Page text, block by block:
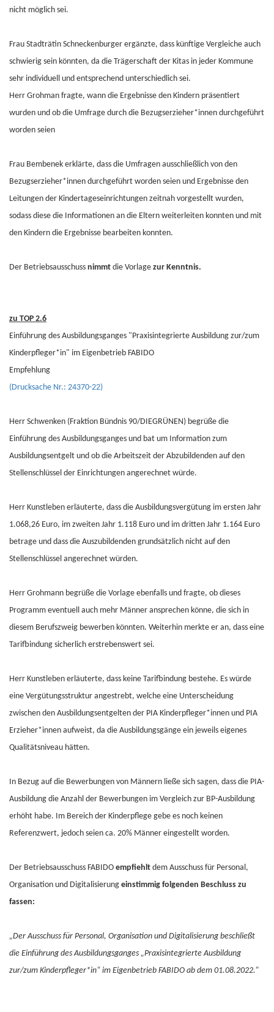
nicht möglich sei.
Frau Stadträtin Schneckenburger ergänzte, dass künftige Vergleiche auch
schwierig sein könnten, da die Trägerschaft der Kitas in jeder Kommune
sehr individuell und entsprechend unterschiedlich sei.
Herr Grohman fragte, wann die Ergebnisse den Kindern präsentiert
wurden und ob die Umfrage durch die Bezugserzieher*innen durchgeführt
worden seien
Frau Bembenek erklärte, dass die Umfragen ausschließlich von den
Bezugserzieher*innen durchgeführt worden seien und Ergebnisse den
Leitungen der Kindertageseinrichtungen zeitnah vorgestellt wurden,
sodass diese die Informationen an die Eltern weiterleiten konnten und mit
den Kindern die Ergebnisse bearbeiten konnten.
Der Betriebsausschuss nimmt die Vorlage zur Kenntnis.
zu TOP 2.6
Einführung des Ausbildungsganges "Praxisintegrierte Ausbildung zur/zum
Kinderpfleger*in" im Eigenbetrieb FABIDO
Empfehlung
(Drucksache Nr.: 24370-22)
Herr Schwenken (Fraktion Bündnis 90/DIEGRÜNEN) begrüße die
Einführung des Ausbildungsganges und bat um Information zum
Ausbildungsentgelt und ob die Arbeitszeit der Abzubildenden auf den
Stellenschlüssel der Einrichtungen angerechnet würde.
Herr Kunstleben erläuterte, dass die Ausbildungsvergütung im ersten Jahr
1.068,26 Euro, im zweiten Jahr 1.118 Euro und im dritten Jahr 1.164 Euro
betrage und dass die Auszubildenden grundsätzlich nicht auf den
Stellenschlüssel angerechnet würden.
Herr Grohmann begrüße die Vorlage ebenfalls und fragte, ob dieses
Programm eventuell auch mehr Männer ansprechen könne, die sich in
diesem Berufszweig bewerben könnten. Weiterhin merkte er an, dass eine
Tarifbindung sicherlich erstrebenswert sei.
Herr Kunstleben erläuterte, dass keine Tarifbindung bestehe. Es würde
eine Vergütungsstruktur angestrebt, welche eine Unterscheidung
zwischen den Ausbildungsentgelten der PIA Kinderpfleger*innen und PIA
Erzieher*innen aufweist, da die Ausbildungsgänge ein jeweils eigenes
Qualitätsniveau hätten.
In Bezug auf die Bewerbungen von Männern ließe sich sagen, dass die PIA-
Ausbildung die Anzahl der Bewerbungen im Vergleich zur BP-Ausbildung
erhöht habe. Im Bereich der Kinderpflege gebe es noch keinen
Referenzwert, jedoch seien ca. 20% Männer eingestellt worden.
Der Betriebsausschuss FABIDO empfiehlt dem Ausschuss für Personal,
Organisation und Digitalisierung einstimmig folgenden Beschluss zu
fassen:
„Der Ausschuss für Personal, Organisation und Digitalisierung beschließt
die Einführung des Ausbildungsganges „Praxisintegrierte Ausbildung
zur/zum Kinderpfleger*in“ im Eigenbetrieb FABIDO ab dem 01.08.2022.“